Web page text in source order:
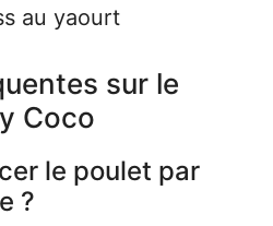
au yaourt
sur le
Coco
le poulet par
?